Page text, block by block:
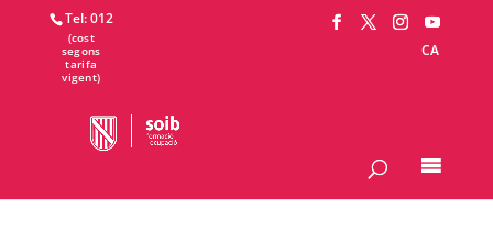
Tel: 012
CA